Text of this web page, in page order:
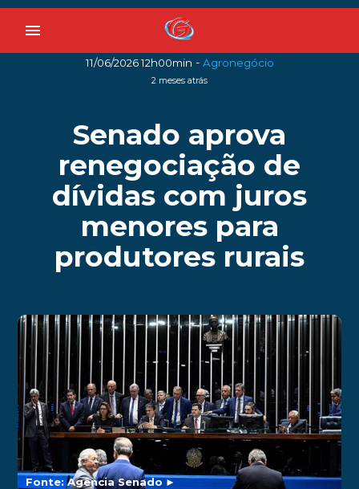
menu
11/06/2026 12h00min - Agronegócio
2 meses atrás
Senado aprova
renegociação de
dívidas com juros
menores para
produtores rurais
Fonte: Agência Senado►